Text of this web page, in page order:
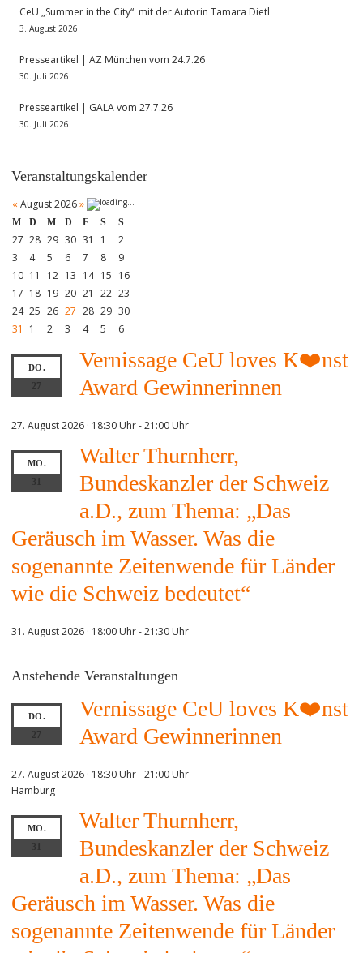
CeU „Summer in the City“ mit der Autorin Tamara Dietl
3. August 2026
Presseartikel | AZ München vom 24.7.26
30. Juli 2026
Presseartikel | GALA vom 27.7.26
30. Juli 2026
Veranstaltungskalender
« August 2026»
M D M D F S S
27 28 29 30 31 1
2
3
4 5 6 7 8
9
10 11 12 13 14 15 16
17 18 19 20 21 22 23
24 25 26 27 28 29 30
31
1 2 3 4 5 6
DO.
27
Vernissage CeU loves K❤️nst
Award Gewinnerinnen
27. August 2026 · 18:30 Uhr-21:00 Uhr
MO.
31
Walter Thurnherr,
Bundeskanzler der Schweiz
a.D., zum Thema: „Das
Geräusch im Wasser. Was die
sogenannte Zeitenwende für Länder
wie die Schweiz bedeutet“
31. August 2026 · 18:00 Uhr-21:30 Uhr
Anstehende Veranstaltungen
DO.
27
Vernissage CeU loves K❤️nst
Award Gewinnerinnen
27. August 2026 · 18:30 Uhr-21:00 Uhr
Hamburg
MO.
31
Walter Thurnherr,
Bundeskanzler der Schweiz
a.D., zum Thema: „Das
Geräusch im Wasser. Was die
sogenannte Zeitenwende für Länder